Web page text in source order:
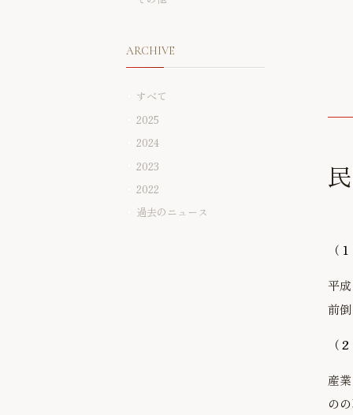
ARCHIVE
すべて
2025
2024
2023
2022
過去のニュース
（１
平
前
（２
産
の